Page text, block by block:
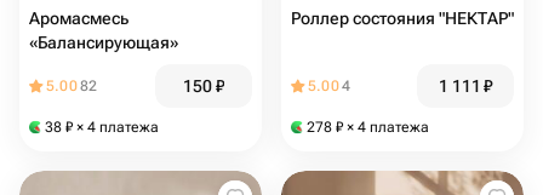
Аромасмесь
«Балансирующая»
5.0082 150₽
38 ₽ × 4 платежа
Роллер состояния "НЕКТАР"
5.004 1 111 ₽
278 ₽ × 4 платежа